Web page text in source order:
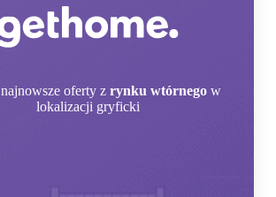
najnowsze oferty z rynku wtórnego w
lokalizacji gryficki